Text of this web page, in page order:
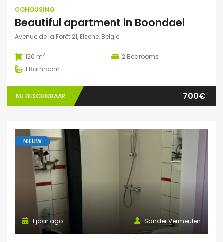
COHOUSING
Beautiful apartment in Boondael
Avenue de la Forêt 21, Elsene, België
120 m2 2 Bedrooms
1 Bathroom
NU BESCHIKBAAR 700€
NIEUW
Sander Vermeulen
1 jaar ago